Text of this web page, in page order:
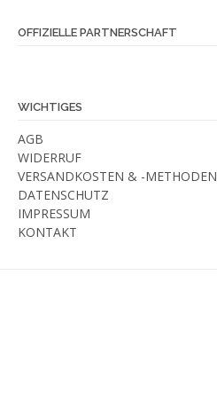
OFFIZIELLE PARTNERSCHAFT
WICHTIGES
AGB
WIDERRUF
VERSANDKOSTEN & -METHODEN
DATENSCHUTZ
IMPRESSUM
KONTAKT